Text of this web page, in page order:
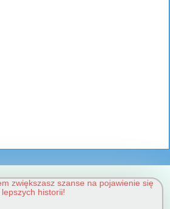
zwiększasz szanse na pojawienie się
lepszych historii!